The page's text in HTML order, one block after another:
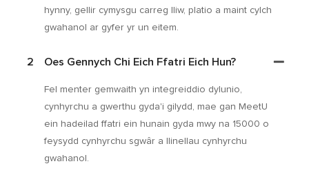
hynny, gellir cymysgu carreg lliw, platio a maint cylch
gwahanol ar gyfer yr un eitem.
2 Oes Gennych Chi Eich Ffatri Eich Hun?
Fel menter gemwaith yn integreiddio dylunio,
cynhyrchu a gwerthu gyda'i gilydd, mae gan MeetU
ein hadeilad ffatri ein hunain gyda mwy na 15000 o
feysydd cynhyrchu sgwâr a llinellau cynhyrchu
gwahanol.